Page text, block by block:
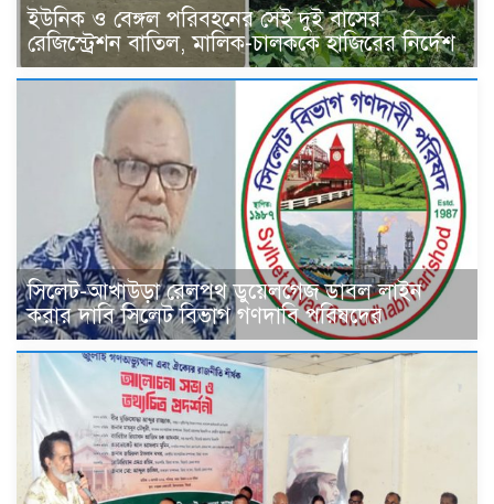
ইউনিক ও বেঙ্গল পরিবহনের সেই দুই বাসের
রেজিস্ট্রেশন বাতিল, মালিক-চালককে হাজিরের নির্দেশ
সিলেট-আখাউড়া রেলপথ ডুয়েলগেজ ডাবল লাইন
করার দাবি সিলেট বিভাগ গণদাবি পরিষদের